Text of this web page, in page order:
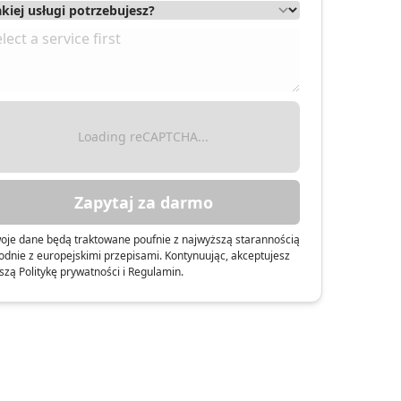
Loading reCAPTCHA...
Zapytaj za darmo
dane będą traktowane poufnie z najwyższą starannością
z europejskimi przepisami. Kontynuując, akceptujesz
Politykę prywatności i Regulamin.